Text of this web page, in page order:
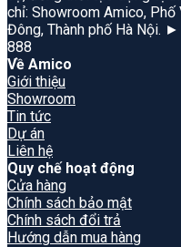
chỉ: Showroom Amico, Phố
Đông, Thành phố Hà Nội.
888
Về Amico
Giới thiệu
Showroom
Tin tức
Dự án
Liên hệ
Quy chế hoạt động
Cửa hàng
Chính sách bảo mật
Chính sách đổi trả
Hướng dẫn mua hàng